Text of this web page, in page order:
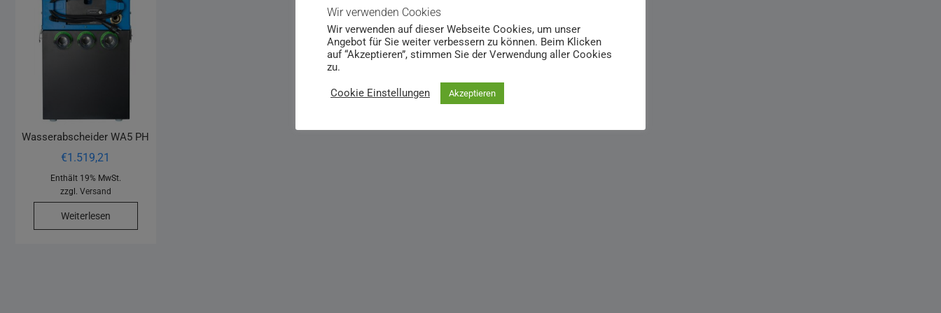
Wasserabscheider WA5 PH
€1.519,21
Enthält 19% MwSt.
zzgl. Versand
Weiterlesen
Wir verwenden Cookies
Wir verwenden auf dieser Webseite Cookies, um unser
Angebot für Sie weiter verbessern zu können. Beim Klicken
auf “Akzeptieren”, stimmen Sie der Verwendung aller Cookies
zu.
Cookie Einstellungen Akzeptieren